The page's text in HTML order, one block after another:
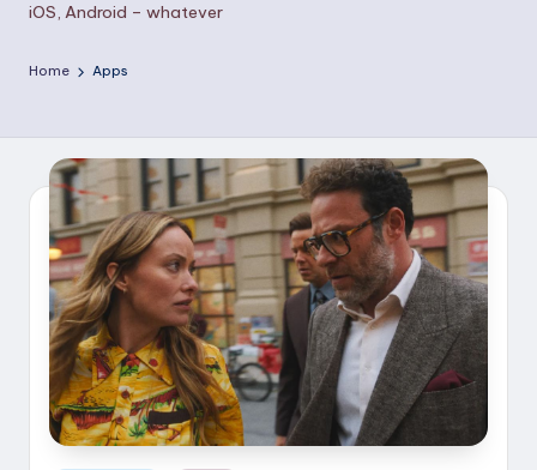
d
b
e
u
k
.
n
iOS, Android – whatever
Home Apps